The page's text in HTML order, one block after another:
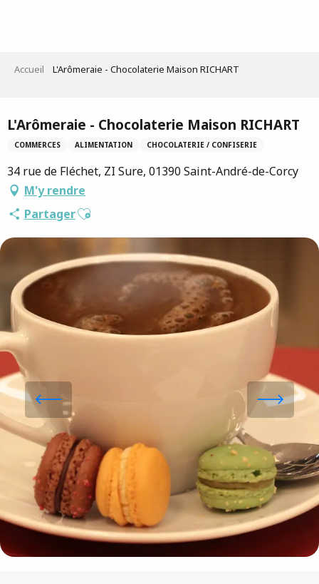
Accueil L'Arômeraie - Chocolaterie Maison RICHART
L'Arômeraie - Chocolaterie Maison RICHART
COMMERCES ALIMENTATION CHOCOLATERIE / CONFISERIE
34 rue de Fléchet, ZI Sure, 01390 Saint-André-de-Corcy
M'y rendre
PartagerAjouter aux favoris